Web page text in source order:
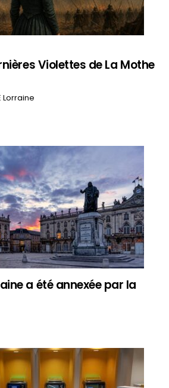
Violettes de La Mothe
Lorraine
a été annexée par la